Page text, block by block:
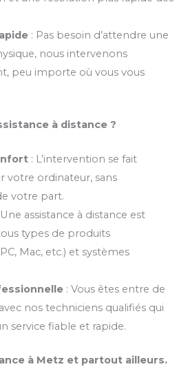
: Pas besoin d’attendre une
nous intervenons
peu importe où vous vous
à distance ?
: L’intervention se fait
votre ordinateur, sans
votre part.
assistance à distance est
types de produits
Mac, etc.) et systèmes
: Vous êtes entre de
nos techniciens qualifiés qui
service fiable et rapide.
à Metz et partout ailleurs.